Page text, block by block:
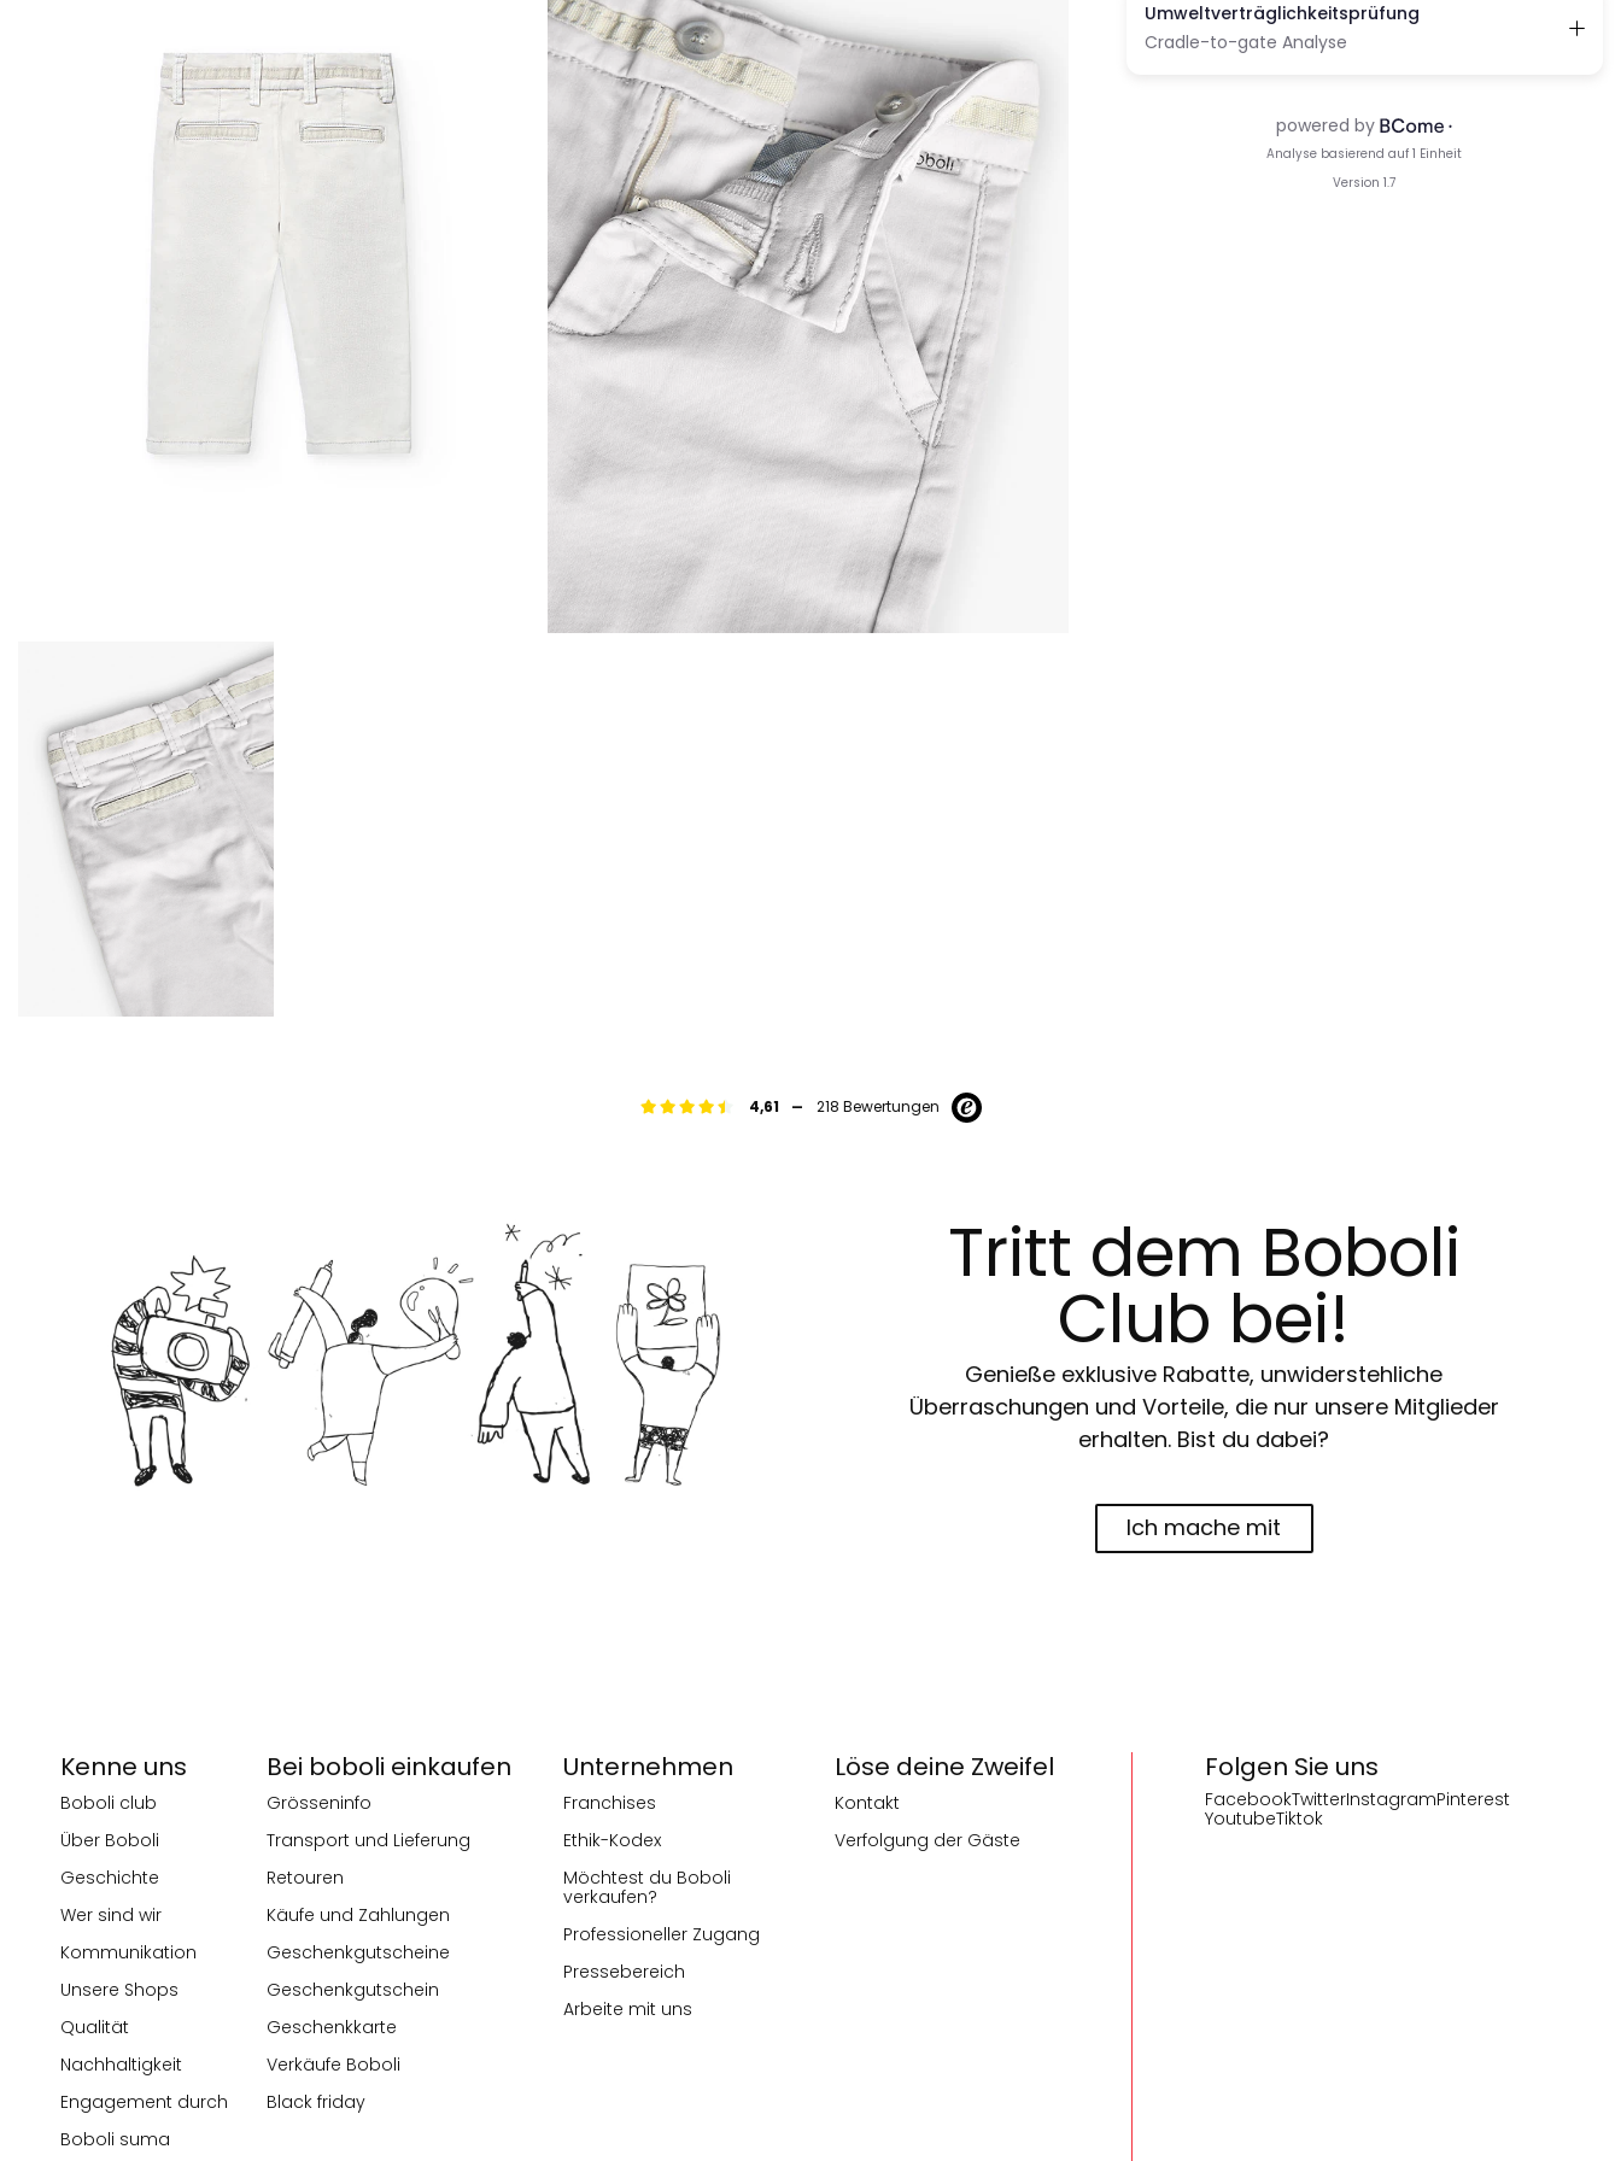
4,61 - 218 Bewertungen
Tritt dem Boboli
Club bei!
Genieße exklusive Rabatte, unwiderstehliche
Überraschungen und Vorteile, die nur unsere Mitglieder
erhalten. Bist du dabei?
Ich mache mit
Folgen Sie uns
FacebookTwitterInstagramPinterest
YoutubeTiktok
Kenne uns
Boboli club
Über Boboli
Geschichte
Wer sind wir
Kommunikation
Unsere Shops
Qualität
Nachhaltigkeit
Engagement durch
Boboli suma
Bei boboli einkaufen
Grösseninfo
Transport und Lieferung
Retouren
Käufe und Zahlungen
Geschenkgutscheine
Geschenkgutschein
Geschenkkarte
Verkäufe Boboli
Black friday
Unternehmen
Franchises
Ethik-Kodex
Möchtest du Boboli
verkaufen?
Professioneller Zugang
Pressebereich
Arbeite mit uns
Löse deine Zweifel
Kontakt
Verfolgung der Gäste